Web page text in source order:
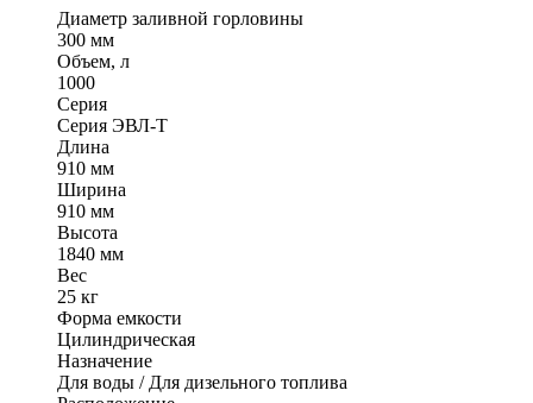
Диаметр заливной горловины
300 мм
Объем, л
1000
Серия
Серия ЭВЛ-Т
Длина
910 мм
Ширина
910 мм
Высота
1840 мм
Вес
25 кг
Форма емкости
Цилиндрическая
Назначение
Для воды / Для дизельного топлива